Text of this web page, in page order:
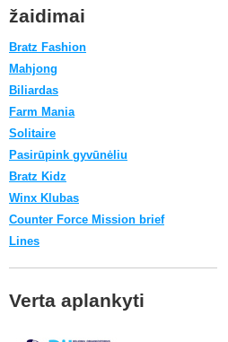
žaidimai
Bratz Fashion
Mahjong
Biliardas
Farm Mania
Solitaire
Pasirūpink gyvūnėliu
Bratz Kidz
Winx Klubas
Counter Force Mission brief
Lines
Verta aplankyti